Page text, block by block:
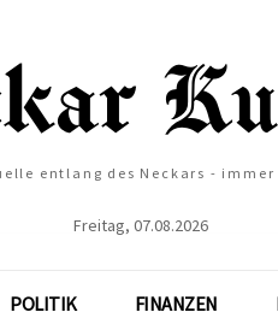
entlang des Neckars -
Freitag, 07.08.2026
POLITIK FINANZEN